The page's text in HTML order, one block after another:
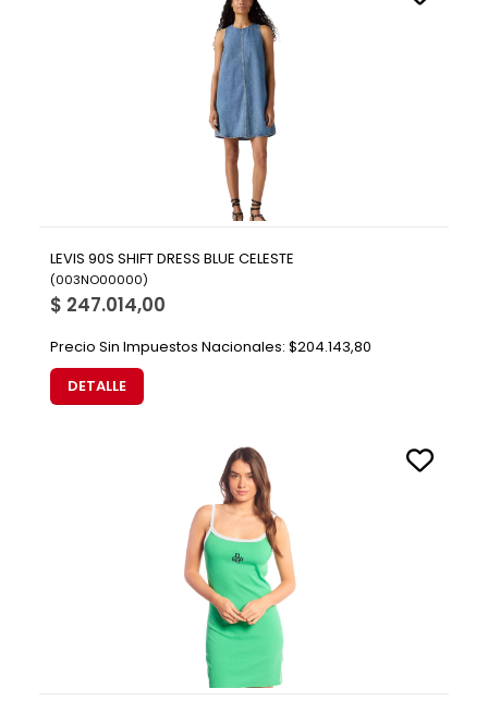
LEVIS 90S SHIFT DRESS BLUE CELESTE
(003NO00000)
$ 247.014,00
Precio Sin Impuestos Nacionales: $204.143,80
DETALLE